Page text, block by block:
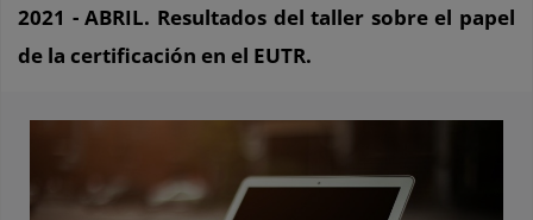
2021 - ABRIL. Resultados del taller sobre el papel
de la certificación en el EUTR.